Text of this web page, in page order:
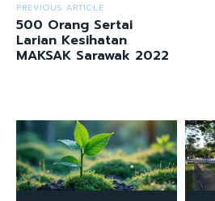
PREVIOUS ARTICLE
500 Orang Sertai
Larian Kesihatan
MAKSAK Sarawak 2022